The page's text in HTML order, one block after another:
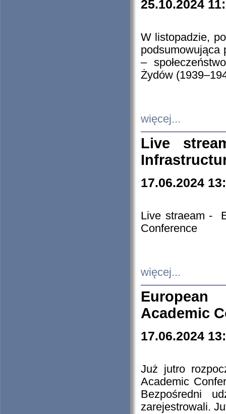
25.10.2024
W listopadzie,
podsumowująca
–
Żydów
więcej...
Live
17.06.2024
Live straeam -
Conference
więcej...
European
Academic
17.06.2024
Już jutro
Academic
Bezpośredni
zarejestrowali.